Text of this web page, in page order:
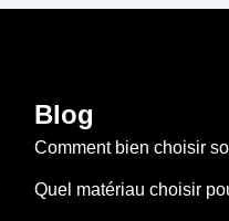
Blog
Comment bien choisir
Quel matériau choisir